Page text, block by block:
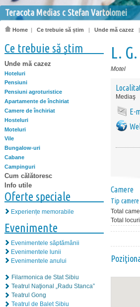
Teracota Medias c Stefan Vartolomei
Home | Ce trebuie să știm | Unde mă cazez
Ce trebuie să știm
Unde mă cazez
Hoteluri
Pensiuni
Pensiuni agroturistice
Apartamente de închiriat
Camere de închiriat
Hosteluri
Moteluri
Vile
Bungalow-uri
Cabane
Campinguri
Cum călătoresc
Info utile
Oferte speciale
Experiențe memorabile
Evenimente
Evenimentele săptămânii
Evenimentele lunii
Evenimentele anului
Filarmonica de Stat Sibiu
Teatrul Naţional „Radu Stanca”
Teatrul Gong
Teatrul de Balet Sibiu
L.
Motel
Mediaş
E-
Camere
Tip camere
Total
Total locuri